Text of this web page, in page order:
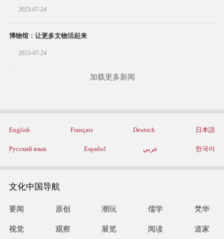
2023-07-24
博物馆：让更多文物活起来
2023-07-24
加载更多新闻
English Français Deutsch 日本語
Русский язык Español عربي 한국어
文化中国导航
要闻 原创 潮玩 儒学 梵华
视觉 观察 展览 阅读 道家